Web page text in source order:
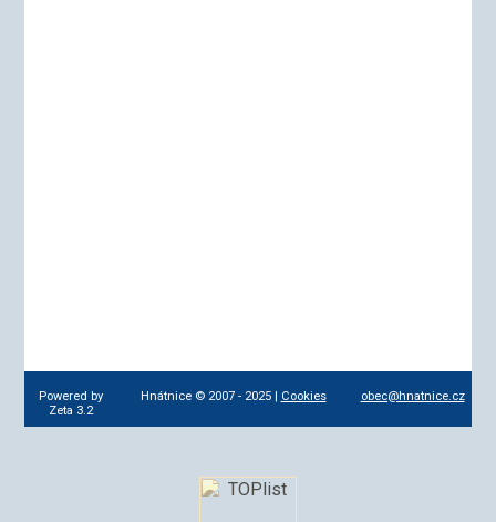
Powered by
Zeta 3.2
Hnátnice © 2007 - 2025 | Cookies obec@hnatnice.cz